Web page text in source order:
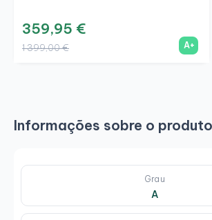
359,95 €
1 399,00 € A+
Informações sobre o produto
Grau
A